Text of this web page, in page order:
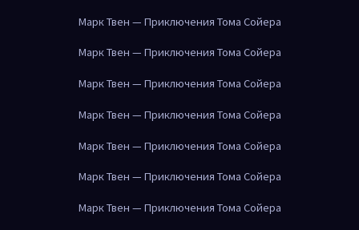
Марк Твен — Приключения Тома Сойера
Марк Твен — Приключения Тома Сойера
Марк Твен — Приключения Тома Сойера
Марк Твен — Приключения Тома Сойера
Марк Твен — Приключения Тома Сойера
Марк Твен — Приключения Тома Сойера
Марк Твен — Приключения Тома Сойера